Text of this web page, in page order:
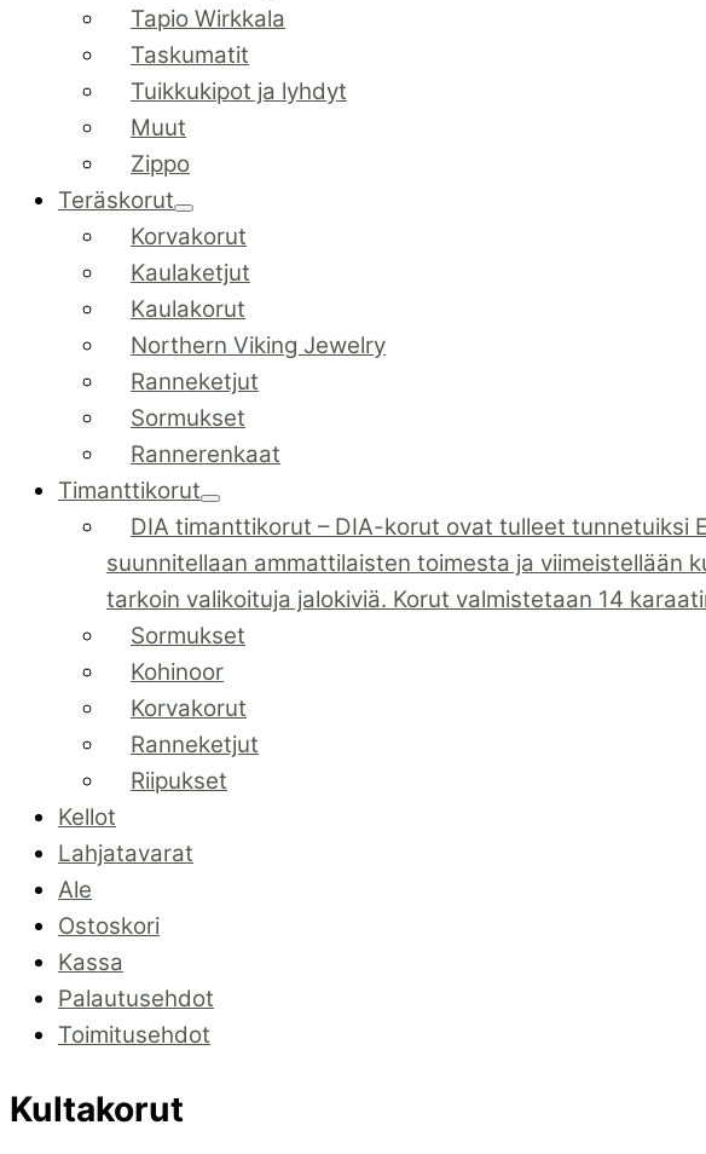
Tapio Wirkkala
Taskumatit
Tuikkukipot ja lyhdyt
Muut
Zippo
Teräskorut
Korvakorut
Kaulaketjut
Kaulakorut
Northern Viking Jewelry
Ranneketjut
Sormukset
Rannerenkaat
Timanttikorut
DIA timanttikorut – DIA-korut ovat tulleet tunnetuiksi
suunnitellaan ammattilaisten toimesta ja viimeistellään
tarkoin valikoituja jalokiviä. Korut valmistetaan 14
Sormukset
Kohinoor
Korvakorut
Ranneketjut
Riipukset
Kellot
Lahjatavarat
Ale
Ostoskori
Kassa
Palautusehdot
Toimitusehdot
Kultakorut